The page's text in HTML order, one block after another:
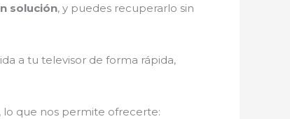
solución, y puedes recuperarlo sin
a tu televisor de forma rápida,
lo que nos permite ofrecerte: